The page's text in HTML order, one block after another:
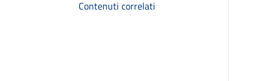
Contenuti correlati